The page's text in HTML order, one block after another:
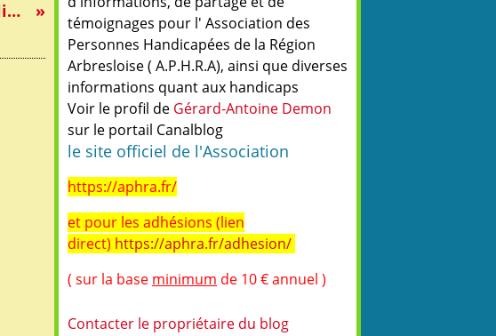
Le trouble anxieux généralisé (T.A.G.)
témoignages pour l' Association des
Personnes Handicapées de la Région
Arbresloise ( A.P.H.R.A), ainsi que diverses
informations quant aux handicaps
Voir le profil de Gérard-Antoine Demon
sur le portail Canalblog
le site officiel de l'Association
https://aphra.fr/
et pour les adhésions (lien
direct) https://aphra.fr/adhesion/
( sur la base minimum de 10 € annuel )
Contacter le propriétaire du blog